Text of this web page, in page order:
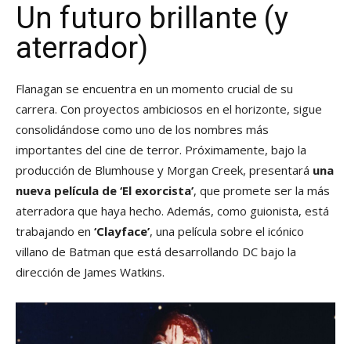
Un futuro brillante (y
aterrador)
Flanagan se encuentra en un momento crucial de su
carrera. Con proyectos ambiciosos en el horizonte, sigue
consolidándose como uno de los nombres más
importantes del cine de terror. Próximamente, bajo la
producción de Blumhouse y Morgan Creek, presentará una
nueva película de ‘El exorcista’, que promete ser la más
aterradora que haya hecho. Además, como guionista, está
trabajando en ‘Clayface’, una película sobre el icónico
villano de Batman que está desarrollando DC bajo la
dirección de James Watkins.